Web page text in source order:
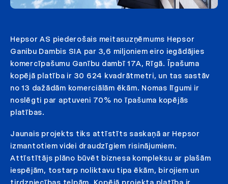
Hepsor AS piederošais meitasuzņēmums Hepsor
Ganibu Dambis SIA par 3,6 miljoniem eiro iegādājies
komercīpašumu Ganību dambī 17A, Rīgā. Īpašuma
kopējā platība ir 30 624 kvadrātmetri, un tas sastāv
no 13 dažādām komerciālām ēkām. Nomas līgumi ir
noslēgti par aptuveni 70% no īpašuma kopējās
platības.
Jaunais projekts tiks attīstīts saskaņā ar Hepsor
izmantotiem videi draudzīgiem risinājumiem.
Attīstītājs plāno būvēt biznesa kompleksu ar plašām
iespējām, tostarp noliktavu tipa ēkām, birojiem un